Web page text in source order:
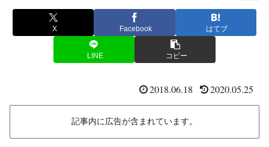
X Facebook はてブ
LINE コピー
2018.06.18 2020.05.25
記事内に広告が含まれています。